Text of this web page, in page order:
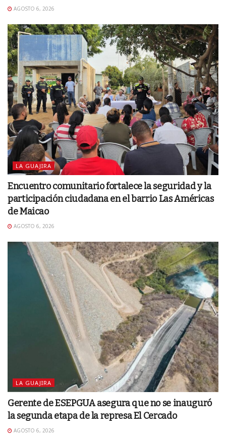
AGOSTO 6, 2026
LA GUAJIRA
Encuentro comunitario fortalece la seguridad y la
participación ciudadana en el barrio Las Américas
de Maicao
AGOSTO 6, 2026
LA GUAJIRA
Gerente de ESEPGUA asegura que no se inauguró
la segunda etapa de la represa El Cercado
AGOSTO 6, 2026